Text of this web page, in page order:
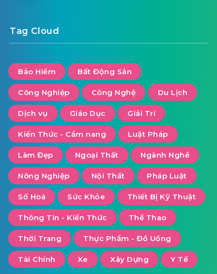
Tag Cloud
Bảo Hiểm Bất Động Sản
Công Nghiệp Công Nghệ Du Lịch
Dịch vụ Giáo Dục Giải Trí
Kiến Thức - Cẩm nang Luật Pháp
Làm Đẹp Ngoại Thất Ngành Nghề
Nông Nghiệp Nội Thất Pháp Luật
Số Hoá Sức Khỏe Thiết Bị Kỹ Thuật
Thông Tin - Kiến Thức Thể Thao
Thời Trang Thực Phẩm - Đồ Uống
Tài Chính Xe Xây Dựng Y Tế